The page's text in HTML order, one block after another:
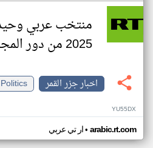
منتخب عربي
2025 من دور المجموعات
اخبار جزر القمر
Politics
YU55DX
ار تي عربي• arabic.rt.com